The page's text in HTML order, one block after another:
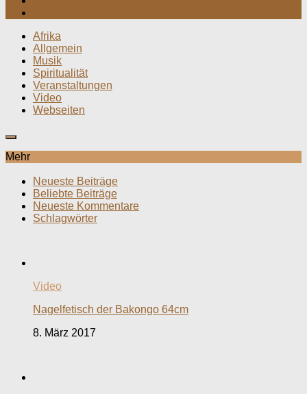
Afrika
Allgemein
Musik
Spiritualität
Veranstaltungen
Video
Webseiten
Mehr
Neueste Beiträge
Beliebte Beiträge
Neueste Kommentare
Schlagwörter
Video
Nagelfetisch der Bakongo 64cm
8. März 2017